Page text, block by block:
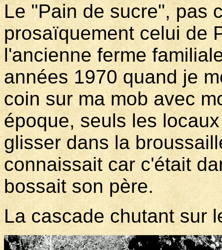
Le "Pain de sucre", pas
prosaïquement celui de
l'ancienne ferme
années 1970 quand je
coin sur ma mob avec
époque, seuls les
glisser dans la
connaissait car c'était
bossait son père.
La cascade chutant sur